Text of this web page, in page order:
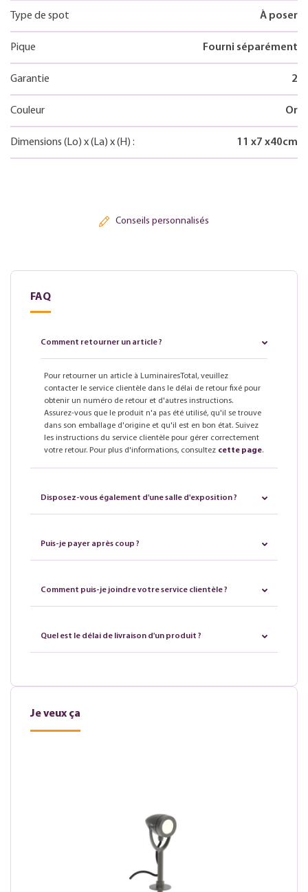
Type de spot À poser
Pique Fourni séparément
Garantie 2
Couleur Or
Dimensions (Lo) x(La) x(H) : 11 x7 x40cm
Conseils personnalisés
FAQ
Comment retourner un article ?
Pour retourner un article à LuminairesTotal, veuillez
contacter le service clientèle dans le délai de retour fixé pour
obtenir un numéro de retour et d'autres instructions.
Assurez-vous que le produit n'a pas été utilisé, qu'il se trouve
dans son emballage d'origine et qu'il est en bon état. Suivez
les instructions du service clientèle pour gérer correctement
votre retour. Pour plus d'informations, consultez cette page.
Disposez-vous également d'une salle d'exposition ?
Puis-je payer après coup ?
Comment puis-je joindre votre service clientèle ?
Quel est le délai de livraison d'un produit ?
Je veux ça